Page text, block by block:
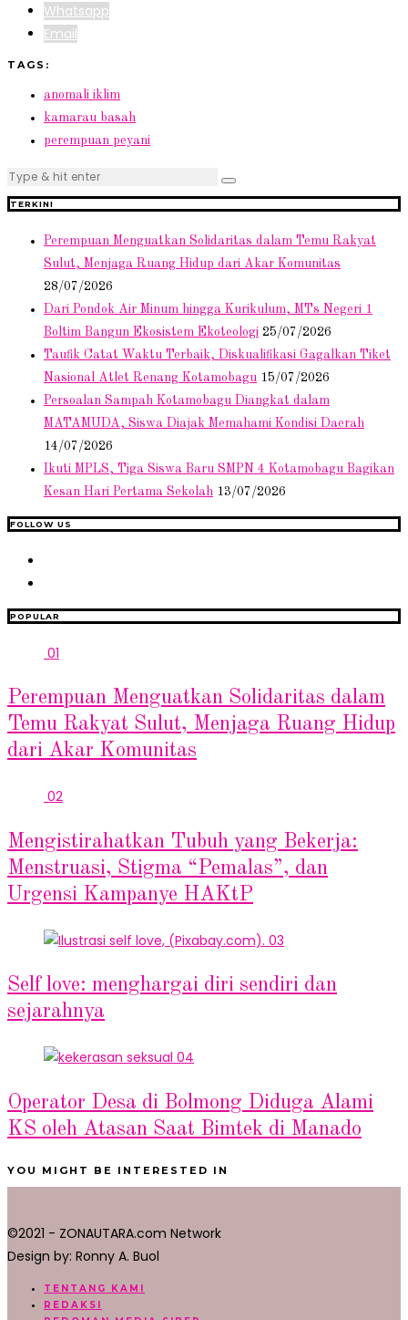
Whatsapp
Email
TAGS:
anomali iklim
kamarau basah
perempuan peyani
TERKINI
Perempuan Menguatkan Solidaritas dalam Temu Rakyat
Sulut, Menjaga Ruang Hidup dari Akar Komunitas
28/07/2026
Dari Pondok Air Minum hingga Kurikulum, MTs Negeri 1
Boltim Bangun Ekosistem Ekoteologi 25/07/2026
Taufik Catat Waktu Terbaik, Diskualifikasi Gagalkan Tiket
Nasional Atlet Renang Kotamobagu 15/07/2026
Persoalan Sampah Kotamobagu Diangkat dalam
MATAMUDA, Siswa Diajak Memahami Kondisi Daerah
14/07/2026
Ikuti MPLS, Tiga Siswa Baru SMPN 4 Kotamobagu Bagikan
Kesan Hari Pertama Sekolah 13/07/2026
FOLLOW US
POPULAR
01
Perempuan Menguatkan Solidaritas dalam
Temu Rakyat Sulut, Menjaga Ruang Hidup
dari Akar Komunitas
02
Mengistirahatkan Tubuh yang Bekerja:
Menstruasi, Stigma “Pemalas”, dan
Urgensi Kampanye HAKtP
03
Self love: menghargai diri sendiri dan
sejarahnya
04
Operator Desa di Bolmong Diduga Alami
KS oleh Atasan Saat Bimtek di Manado
YOU MIGHT BE INTERESTED IN
©2021 - ZONAUTARA.com Network
Design by: Ronny A. Buol
TENTANG KAMI
REDAKSI